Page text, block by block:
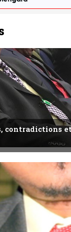
contradictions